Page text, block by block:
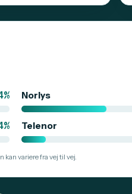
Norlys
Telenor
variere fra vej til vej.